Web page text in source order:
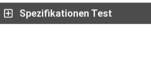
Spezifikationen Test